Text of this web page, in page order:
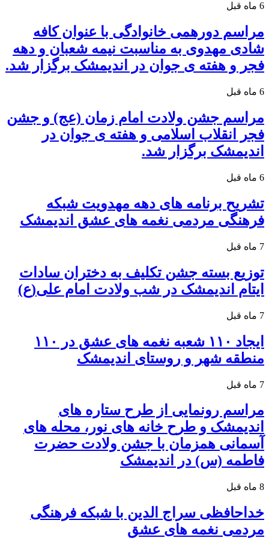
6 ماه قبل
مراسم دورهمی خانوادگی با عنوان کافه
شادی مهدوی به مناسبت نیمه شعبان و دهه
فجر و هفته ی جوان در اندیمشک برگزار شد.
6 ماه قبل
مراسم جشن ولادت امام زمان (عج) و جشن
فجر انقلاب اسلامی و هفته ی جوان در
اندیمشک برگزار شد.
6 ماه قبل
تشریح برنامه های دهه مهدویت شبکه
فرهنگی مردمی نغمه های عشق اندیمشک
7 ماه قبل
توزیع بسته جشن تکلیف به دختران سادات
ایتام اندیمشک در شب ولادت امام علی(ع)
7 ماه قبل
ایجاد ۱۱۰ شعبه نغمه های عشق در ۱۱۰
منطقه شهر و روستای اندیمشک
7 ماه قبل
مراسم رونمایی از طرح ستاره های
اندیمشک و طرح خانه های نور، محله های
آسمانی همزمان با جشن ولادت حضرت
فاطمه (س) در اندیمشک
8 ماه قبل
خداحافظی سراج الدین با شبکه فرهنگی
مردمی نغمه های عشق